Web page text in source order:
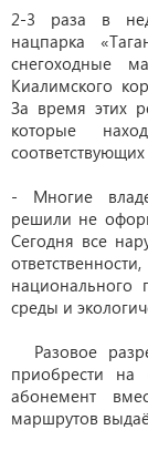
2-3 раза в
нацпарка
снегоходные
Киалимского
За время этих
которые
- Многие
решили не
Сегодня все
национального
среды и
Разовое
приобрести на
абонемент
маршрутов